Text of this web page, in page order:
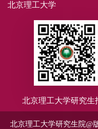
北京理工大学
北京理工大学研究生
北京理工大学研究生院@